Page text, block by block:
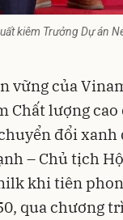
kiêm Trưởng Dự án
vững của
Chất lượng
đổi xanh
– Chủ tịch
khi tiên
qua chương